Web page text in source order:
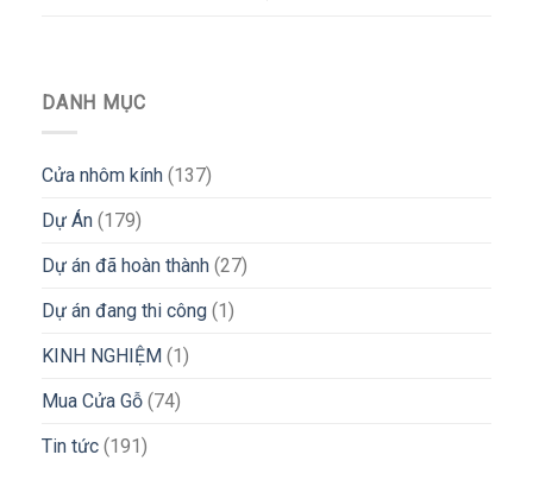
DANH MỤC
Cửa nhôm kính (137)
Dự Án (179)
Dự án đã hoàn thành (27)
Dự án đang thi công (1)
KINH NGHIỆM (1)
Mua Cửa Gỗ (74)
Tin tức (191)